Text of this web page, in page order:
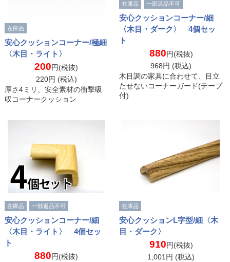
在庫品
安心クッションコーナー/極細
〈木目・ライト〉
200円(税抜)
220円 (税込)
厚さ4ミリ、安全素材の衝撃吸
収コーナークッション
在庫品 一部返品不可
安心クッションコーナー/細
〈木目・ダーク〉 4個セッ
ト
880円(税抜)
968円 (税込)
木目調の家具に合わせて、目立
たせないコーナーガード(テープ
付)
在庫品 一部返品不可
安心クッションコーナー/細
〈木目・ライト〉 4個セッ
ト
880円(税抜)
在庫品
安心クッションL字型/細〈木
目・ダーク〉
910円(税抜)
1,001 円 (税込)